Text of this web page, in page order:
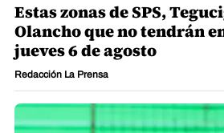
Estas zonas de SPS,
Olancho que no tendrán
jueves 6 de agosto
Redacción La Prensa